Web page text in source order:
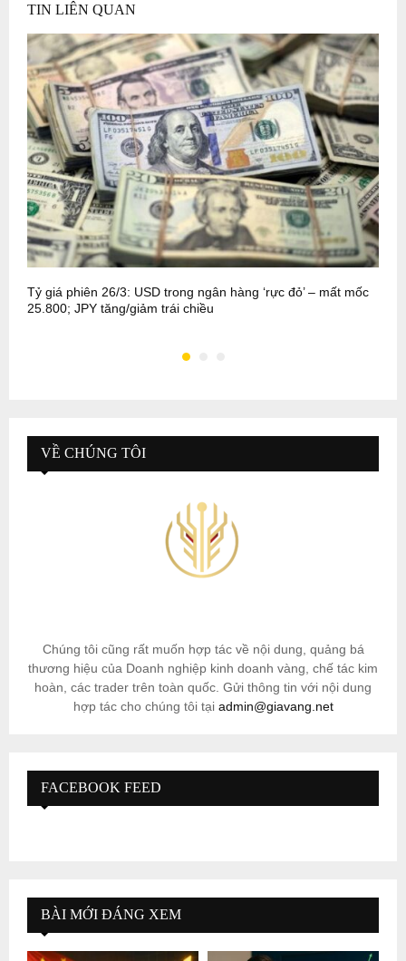
TIN LIÊN QUAN
Tỷ giá phiên 26/3: USD trong ngân hàng ‘rực đỏ’ – mất mốc
25.800; JPY tăng/giảm trái chiều
VỀ CHÚNG TÔI
Chúng tôi cũng rất muốn hợp tác về nội dung, quảng bá
thương hiệu của Doanh nghiệp kinh doanh vàng, chế tác kim
hoàn, các trader trên toàn quốc. Gửi thông tin với nội dung
hợp tác cho chúng tôi tại admin@giavang.net
FACEBOOK FEED
BÀI MỚI ĐÁNG XEM